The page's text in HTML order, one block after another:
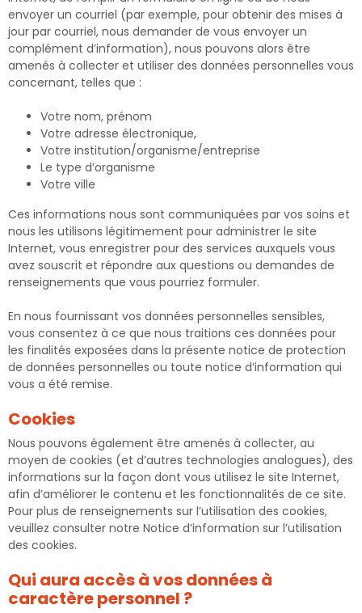
envoyer un courriel (par exemple, pour obtenir des mises à
jour par courriel, nous demander de vous envoyer un
complément d’information), nous pouvons alors être
amenés à collecter et utiliser des données personnelles vous
concernant, telles que :
Votre nom, prénom
Votre adresse électronique,
Votre institution/organisme/entreprise
Le type d’organisme
Votre ville
Ces informations nous sont communiquées par vos soins et
nous les utilisons légitimement pour administrer le site
Internet, vous enregistrer pour des services auxquels vous
avez souscrit et répondre aux questions ou demandes de
renseignements que vous pourriez formuler.
En nous fournissant vos données personnelles sensibles,
vous consentez à ce que nous traitions ces données pour
les finalités exposées dans la présente notice de protection
de données personnelles ou toute notice d’information qui
vous a été remise.
Cookies
Nous pouvons également être amenés à collecter, au
moyen de cookies (et d’autres technologies analogues), des
informations sur la façon dont vous utilisez le site Internet,
afin d’améliorer le contenu et les fonctionnalités de ce site.
Pour plus de renseignements sur l’utilisation des cookies,
veuillez consulter notre Notice d’information sur l’utilisation
des cookies.
Qui aura accès à vos données à
caractère personnel ?